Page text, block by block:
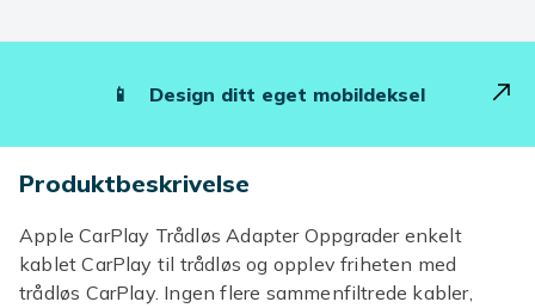
📱 Design ditt eget mobildeksel
Produktbeskrivelse
Apple CarPlay Trådløs Adapter Oppgrader enkelt
kablet CarPlay til trådløs og opplev friheten med
trådløs CarPlay. Ingen flere sammenfiltrede kabler,